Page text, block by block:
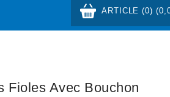
ARTICLE (0)
Fioles Avec Bouchon